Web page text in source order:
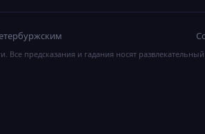
Все предсказания и гадания носят